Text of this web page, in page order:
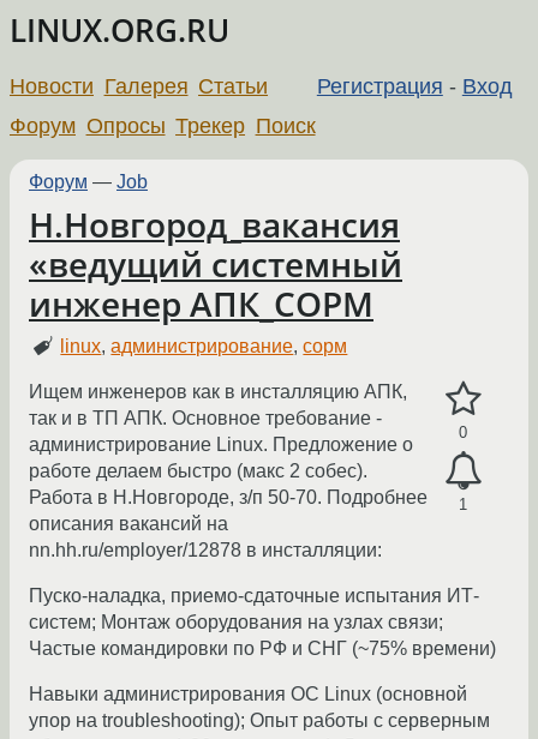
LINUX.ORG.RU
Регистрация - Вход
Новости Галерея Статьи
Форум Опросы Трекер Поиск
Форум — Job
Н.Новгород_вакансия
«ведущий системный
инженер АПК_СОРМ
linux,администрирование,сорм
0
1
Ищем инженеров как в инсталляцию АПК,
так и в ТП АПК. Основное требование -
администрирование Linux. Предложение о
работе делаем быстро (макс 2 собес).
Работа в Н.Новгороде, з/п 50-70. Подробнее
описания вакансий на
nn.hh.ru/employer/12878 в инсталляции:
Пуско-наладка, приемо-сдаточные испытания ИТ-
систем; Монтаж оборудования на узлах связи;
Частые командировки по РФ и СНГ (~75% времени)
Навыки администрирования ОС Linux (основной
упор на troubleshooting); Опыт работы с серверным